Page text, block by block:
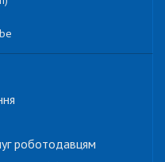
роботодавцям